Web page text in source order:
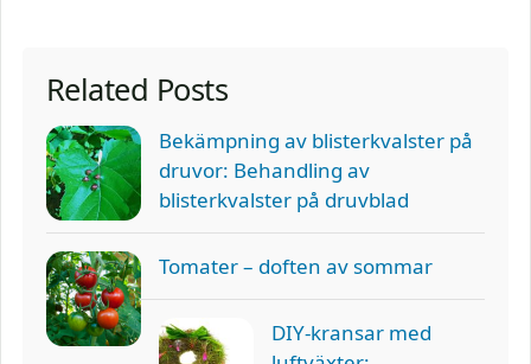
Related Posts
Bekämpning av blisterkvalster på
druvor: Behandling av
blisterkvalster på druvblad
Tomater – doften av sommar
DIY-kransar med